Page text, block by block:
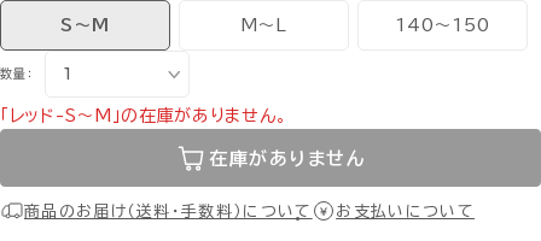
S〜M M〜L 140〜150
数量：
「レッド-S〜M」の在庫がありません。
在庫がありません
商品のお届け（送料・手数料）について お支払いについて